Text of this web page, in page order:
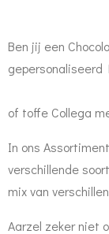
Ben jij een
Verras
of toffe Collega
In ons
verschillende
mix van
Aarzel zeker niet